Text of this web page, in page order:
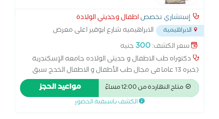
إستشاري تخصصاطفال وحديثي الولادة
الابراهيمية
الابراهيميه شارع ابوقير اعلى معرض
القبطان للسيارات ...سعر الكشف:300 جنيه
دكتوراه طب الاطفال و حديثى الولاده جامعه الإسكندرية
(خبره 13 عاما فى مجال طب الأطفال و الاطفال الخدج سبق
العمل بمستشفى المدينه للمرأه و اليكس سيدنى / لديه عياده
اخرى بمجمع المدينه الطبى حاصل على ماجيستير و دكتوراه فى
تصوير القلب باشعه الإيكو مع الموجات فوق الصوتيه على الصدر
متاح النهاردة من 12:00 مساءً مواعيد الحجز
الكشف باسبقية الحضور